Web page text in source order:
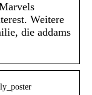
Weitere
die addams